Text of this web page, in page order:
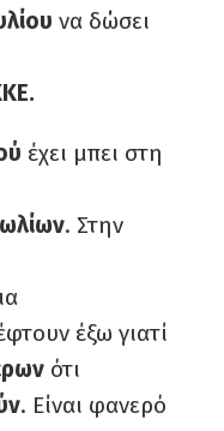
να δώσει
έχει μπει στη
. Στην
έξω γιατί
ότι
. Είναι φανερό